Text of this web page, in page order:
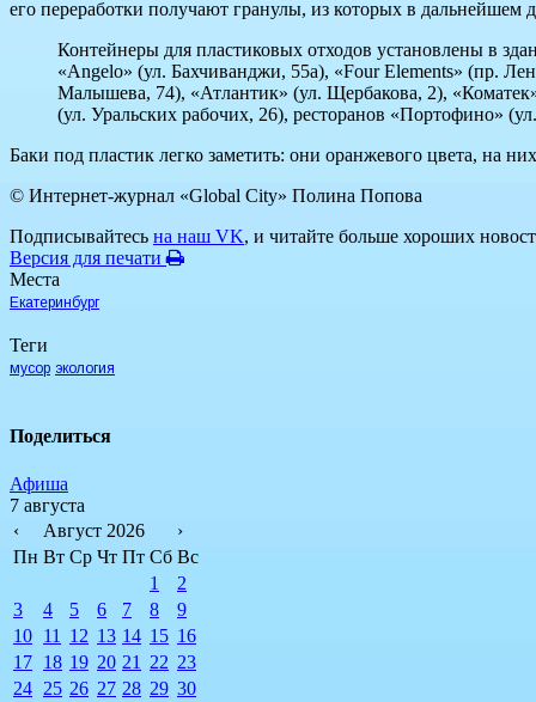
его переработки получают гранулы, из которых в
Контейнеры для пластиковых отходов установлены в
«Angelo» (ул. Бахчиванджи, 55а), «Four Elements» (пр.
Малышева, 74), «Атлантик» (ул. Щербакова, 2),
(ул. Уральских рабочих, 26), ресторанов «Портофино»
Баки под пластик легко заметить: они оранжевого цвета, на
© Интернет-журнал «Global City» Полина Попова
Подписывайтесь на наш VK, и читайте больше хороших
Версия для печати
Места
Екатеринбург
Теги
мусор экология
Поделиться
Афиша
7 августа
‹
Август 2026
›
Пн Вт Ср Чт Пт Сб Вс
1
2
3
4 5 6 7 8
9
10 11 12 13 14 15 16
17 18 19 20 21 22 23
24 25 26 27 28 29 30